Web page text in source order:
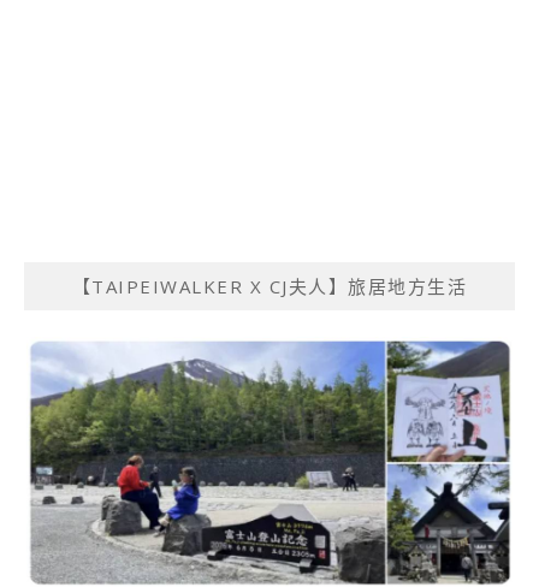
【TAIPEIWALKER X CJ夫人】旅居地方生活